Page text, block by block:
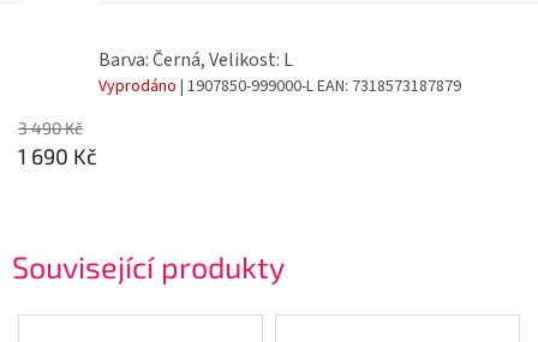
Související produkty
Barva: Černá, Velikost: L
Vyprodáno | 1907850-999000-LEAN: 7318573187879
3 490 Kč
1 690 Kč